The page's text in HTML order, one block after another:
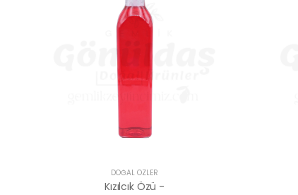
DOĞAL ÖZLER
Kızılcık Özü -